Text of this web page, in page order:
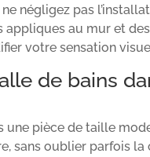
négligez pas
au mur et
votre sensation
de bains
une pièce de taille
sans oublier parfois